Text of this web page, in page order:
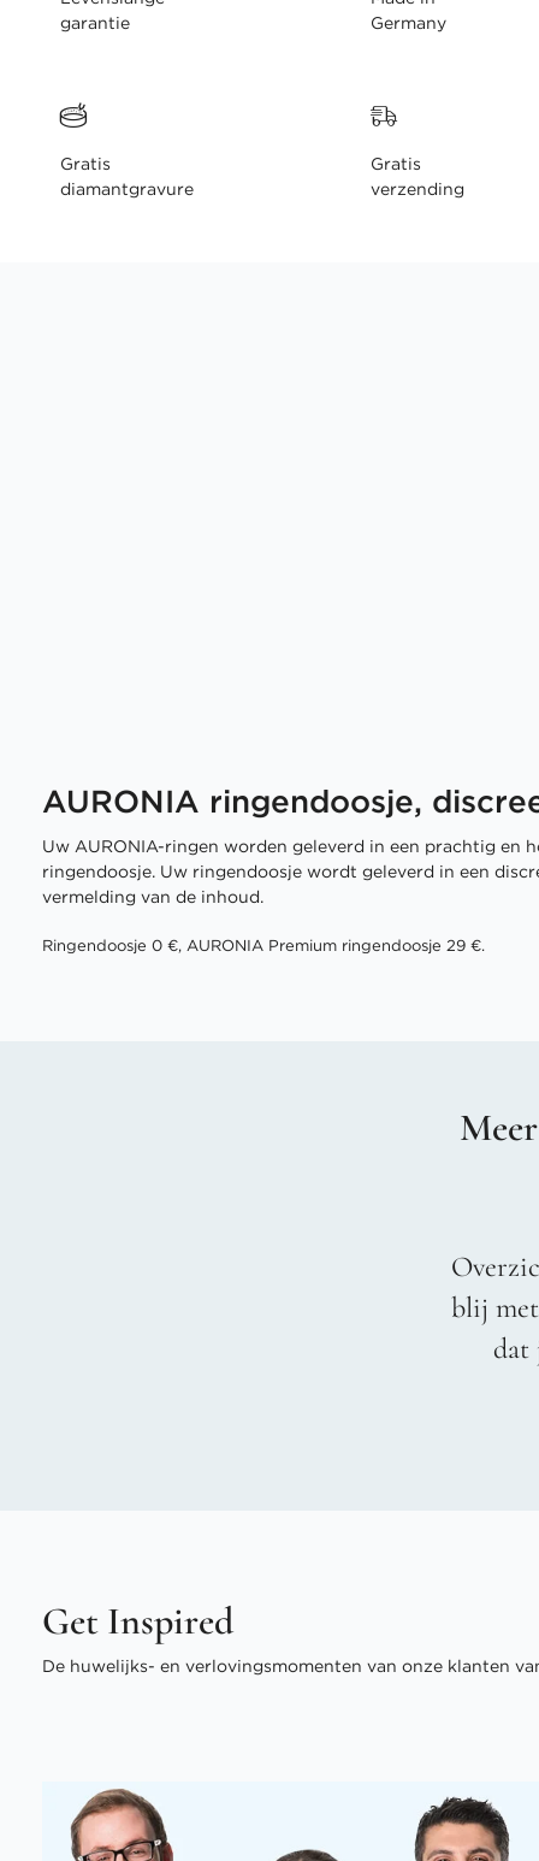
garantie
Germany
Gratis
diamantgravure
Gratis
verzending
AURONIA ringendoosje,
Uw AURONIA-ringen worden geleverd in een prachtig en
ringendoosje. Uw ringendoosje wordt geleverd in een
vermelding van de inhoud.
Ringendoosje 0 €, AURONIA Premium ringendoosje 29 €.
blij
dat
Get Inspired
De huwelijks- en verlovingsmomenten van onze klanten